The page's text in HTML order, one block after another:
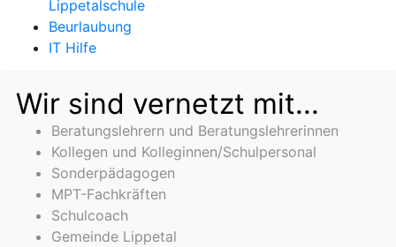
Lippetalschule
Beurlaubung
IT Hilfe
Wir sind vernetzt mit...
Beratungslehrern und Beratungslehrerinnen
Kollegen und Kolleginnen/Schulpersonal
Sonderpädagogen
MPT-Fachkräften
Schulcoach
Gemeinde Lippetal